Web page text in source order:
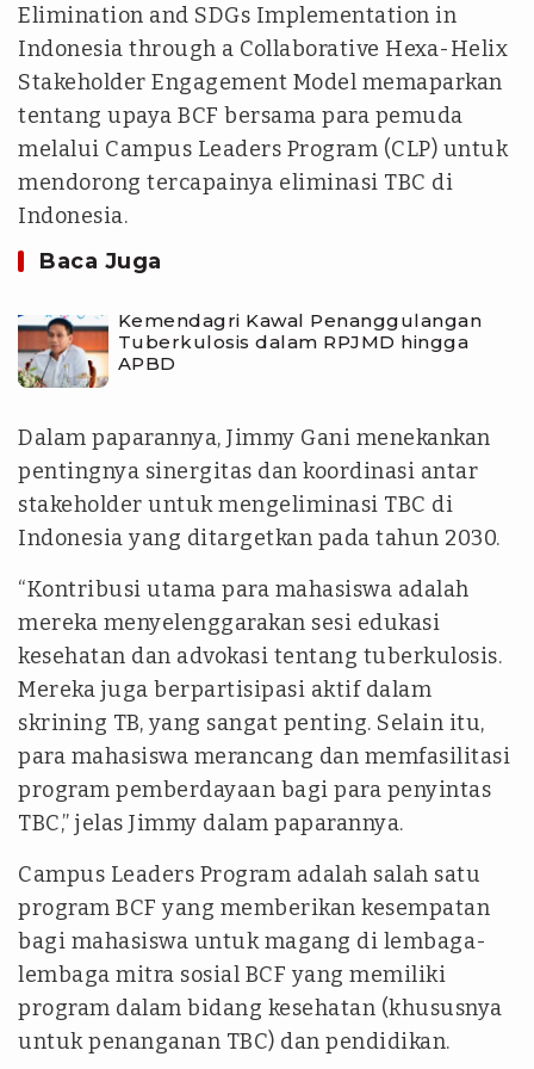
Elimination and SDGs Implementation in
Indonesia through a Collaborative Hexa-Helix
Stakeholder Engagement Model memaparkan
tentang upaya BCF bersama para pemuda
melalui Campus Leaders Program (CLP) untuk
mendorong tercapainya eliminasi TBC di
Indonesia.
Baca Juga
Kemendagri Kawal Penanggulangan
Tuberkulosis dalam RPJMD hingga
APBD
Dalam paparannya, Jimmy Gani menekankan
pentingnya sinergitas dan koordinasi antar
stakeholder untuk mengeliminasi TBC di
Indonesia yang ditargetkan pada tahun 2030.
“Kontribusi utama para mahasiswa adalah
mereka menyelenggarakan sesi edukasi
kesehatan dan advokasi tentang tuberkulosis.
Mereka juga berpartisipasi aktif dalam
skrining TB, yang sangat penting. Selain itu,
para mahasiswa merancang dan memfasilitasi
program pemberdayaan bagi para penyintas
TBC,” jelas Jimmy dalam paparannya.
Campus Leaders Program adalah salah satu
program BCF yang memberikan kesempatan
bagi mahasiswa untuk magang di lembaga-
lembaga mitra sosial BCF yang memiliki
program dalam bidang kesehatan (khususnya
untuk penanganan TBC) dan pendidikan.